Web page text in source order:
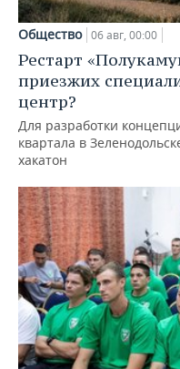
Общество 06 авг, 00:00
Рестарт
приезжих
центр?
Для разработки
квартала в
хакатон